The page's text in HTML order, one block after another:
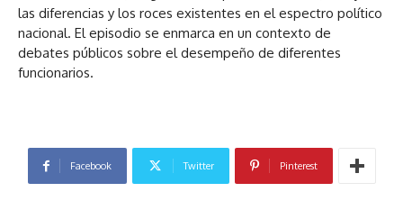
las diferencias y los roces existentes en el espectro político
nacional. El episodio se enmarca en un contexto de
debates públicos sobre el desempeño de diferentes
funcionarios.
Facebook Twitter Pinterest